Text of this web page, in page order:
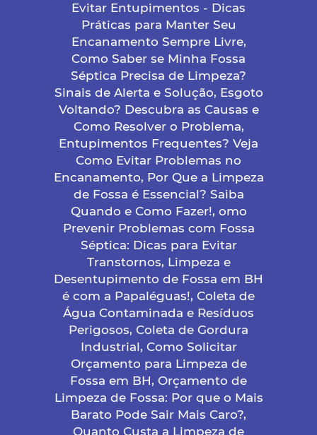
Evitar Entupimentos - Dicas
Práticas para Manter Seu
Encanamento Sempre Livre,
Como Saber se Minha Fossa
Séptica Precisa de Limpeza?
Sinais de Alerta e Solução, Esgoto
Voltando? Descubra as Causas e
Como Resolver o Problema,
Entupimentos Frequentes? Veja
Como Evitar Problemas no
Encanamento, Por Que a Limpeza
de Fossa é Essencial? Saiba
Quando e Como Fazer!, omo
Prevenir Problemas com Fossa
Séptica: Dicas para Evitar
Transtornos, Limpeza e
Desentupimento de Fossa em BH
é com a Papaléguas!, Coleta de
Água Contaminada e Resíduos
Perigosos, Coleta de Gordura
Industrial, Como Solicitar
Orçamento para Limpeza de
Fossa em BH, Orçamento de
Limpeza de Fossa: Por que o Mais
Barato Pode Sair Mais Caro?,
Quanto Custa a Limpeza de